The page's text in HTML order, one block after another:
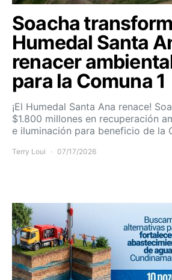
Soacha
Humedal Santa
renacer
para la Comuna 1
¡El Humedal Santa Ana renace!
$1.800 millones en recuperación
e iluminación para beneficio de la
Terry Loui 07/17/2026